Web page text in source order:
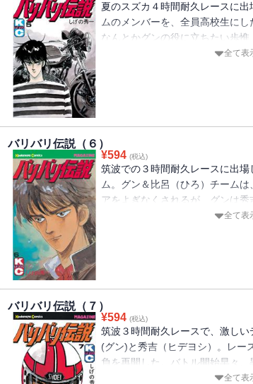
夏のスズカ４時間耐久レースに
ムのメンバーを、全員高校生にし
なんとかグンの役に立ちたい歩
ライバル、聖秀吉（ひじり・ひ
全て表
バリバリ伝説（６）
¥594 (税込)
筑波での３時間耐久レースに出
ム。グン＆比呂（ひろ）チーム
アをよぎなくされるが、グンは
を挑み、執念で突っ走る。結局
全て表
バリバリ伝説（７）
¥594 (税込)
筑波３時間耐久レースで、激し
(グン)と秀吉（ヒデヨシ）。レー
負を再開した。バトル開始早々
が、二人に危険なラフファイト
全て表